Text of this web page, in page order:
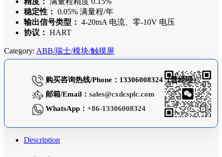
稳定性： 0.05% 满量程/年
输出信号类型： 4-20mA 电流、零-10V 电压
协议： HART
Category: ABB/瑞士/模块/触摸屏
购买咨询热线/Phone：13306008324（曹经理）
邮箱/Email： sales@cxdcsplc.com
WhatsApp： +86-13306008324
Description